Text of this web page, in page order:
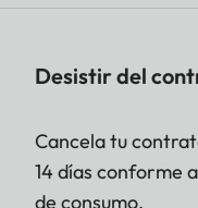
Desistir del
Cancela tu
14 días conforme
de consumo.